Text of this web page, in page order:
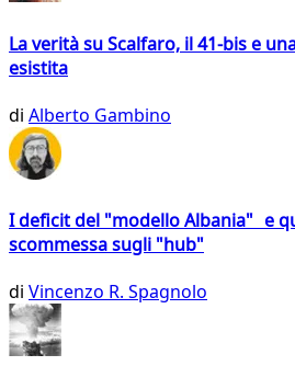
La verità su Scalfaro, il 41-bis e
esistita
di Alberto Gambino
I deficit del "modello Albania" e
scommessa sugli "hub"
di Vincenzo R. Spagnolo